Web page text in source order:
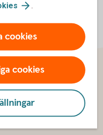
.
cookies
cookies